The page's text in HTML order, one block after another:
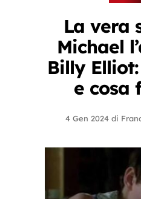
La vera
Michael
Billy
e cosa
4 Gen 2024 di